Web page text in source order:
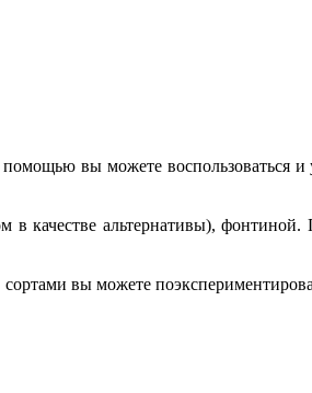
вы можете воспользоваться и
в качестве альтернативы),
вы можете